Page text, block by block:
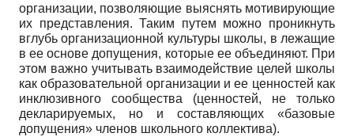
организации, позволяющие выяснять мотивирующие
их представления. Таким путем можно проникнуть
вглубь организационной культуры школы, в лежащие
в ее основе допущения, которые ее объединяют. При
этом важно учитывать взаимодействие целей школы
как образовательной организации и ее ценностей как
инклю­зивного сообщества (ценностей, не только
декларируемых, но и составляющих «базовые
допущения» членов школьного коллектива).